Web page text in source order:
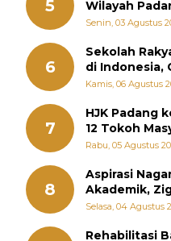
5
Wilayah
Perintahkan
Senin, 03 Agustus
6
Sekolah
di Indonesia,
September
Kamis, 06 Agustus
7
HJK Padang
12 Tokoh
Penghargaan
Rabu, 05 Agustus
8
Aspirasi
Akademik,
Selasa, 04 Agustus
Rehabilitasi